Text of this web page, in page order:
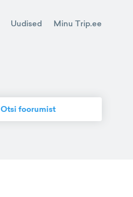
Uudised Minu Trip.ee
Otsi foorumist